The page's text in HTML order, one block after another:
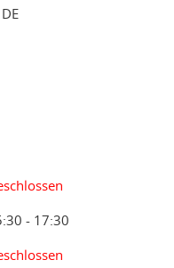
DE
- 17:30